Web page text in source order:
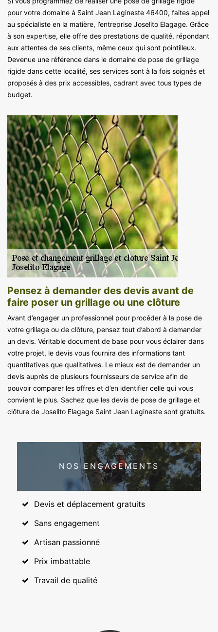
pour votre domaine à Saint Jean Lagineste 46400, faites appel
au spécialiste en la matière, l’entreprise Joselito Elagage. Grâce
à son expertise, elle offre des prestations de qualité, répondant
aux attentes de ses clients, même ceux qui sont pointilleux.
Devenue une référence dans le domaine de pose de grillage
rigide dans cette localité, ses services sont à la fois soignés et
proposés à des prix accessibles, cadrant avec tous types de
budget.
Pensez à demander des devis avant de
faire poser un grillage ou une clôture
Avant d’engager un professionnel pour procéder à la pose de
votre grillage ou de clôture, pensez tout d’abord à demander
un devis. Véritable document de base pour vous éclairer dans
votre projet, le devis vous fournira des informations tant
quantitatives que qualitatives. Le mieux est de demander un
devis auprès de plusieurs fournisseurs de service afin de
pouvoir comparer les offres et d’en identifier celle qui vous
convient le plus. Sachez que les devis de pose de grillage et
clôture de Joselito Elagage Saint Jean Lagineste sont gratuits.
NOS ENGAGEMENTS
Devis et déplacement gratuits
Sans engagement
Artisan passionné
Prix imbattable
Travail de qualité